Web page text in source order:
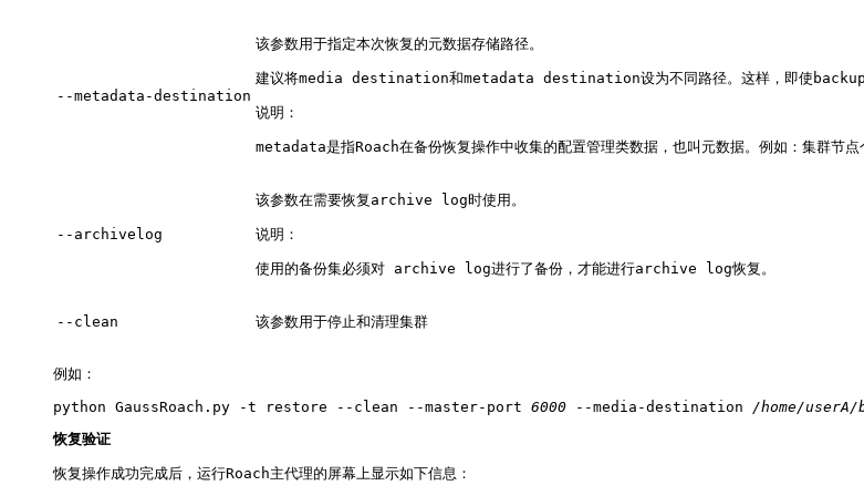
--metadata-destination
该参数用于指定本次恢复的元数据存储路径。
建议将media destination和metadata destination设为不同路径。这样，即使backup
说明：
metadata是指Roach在备份恢复操作中收集的配置管理类数据，也叫元数据。例如：集群节点
--archivelog
该参数在需要恢复archive log时使用。
说明：
使用的备份集必须对 archive log进行了备份，才能进行archive log恢复。
--clean 该参数用于停止和清理集群
例如：
python GaussRoach.py -t restore --clean --master-port 6000 --media-destination /home/userA/
恢复验证
恢复操作成功完成后，运行Roach主代理的屏幕上显示如下信息：